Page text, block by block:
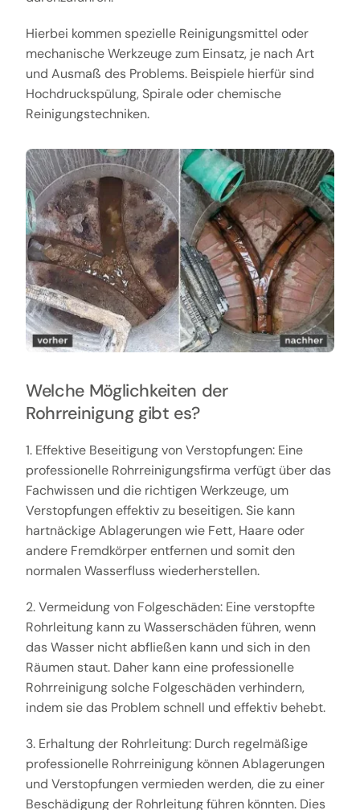
Hierbei kommen spezielle Reinigungsmittel oder
mechanische Werkzeuge zum Einsatz, je nach Art
und Ausmaß des Problems. Beispiele hierfür sind
Hochdruckspülung, Spirale oder chemische
Reinigungstechniken.
Welche Möglichkeiten der
Rohrreinigung gibt es?
1. Effektive Beseitigung von Verstopfungen: Eine
professionelle Rohrreinigungsfirma verfügt über das
Fachwissen und die richtigen Werkzeuge, um
Verstopfungen effektiv zu beseitigen. Sie kann
hartnäckige Ablagerungen wie Fett, Haare oder
andere Fremdkörper entfernen und somit den
normalen Wasserfluss wiederherstellen.
2. Vermeidung von Folgeschäden: Eine verstopfte
Rohrleitung kann zu Wasserschäden führen, wenn
das Wasser nicht abfließen kann und sich in den
Räumen staut. Daher kann eine professionelle
Rohrreinigung solche Folgeschäden verhindern,
indem sie das Problem schnell und effektiv behebt.
3. Erhaltung der Rohrleitung: Durch regelmäßige
professionelle Rohrreinigung können Ablagerungen
und Verstopfungen vermieden werden, die zu einer
Beschädigung der Rohrleitung führen könnten. Dies